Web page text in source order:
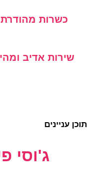
כשרות מהודרת
שירות אדיב
תוכן עניינים
ג'וסי